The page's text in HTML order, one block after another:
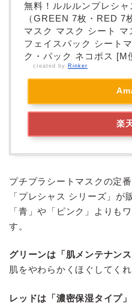
無料！ルルルンプレシ
（GREEN 7枚・RED 7
マスク マスク シート マ
フェイスパック シート
ク・パック ネコポス [M
created by Rinker
楽
プチプラシートマスクの定
「プレシャス シリーズ」が
「青」や「ピンク」よりも
す。
グリーンは「肌メンテナンス
肌をやわらかくほぐしてく
レッドは「濃密保湿タイプ」